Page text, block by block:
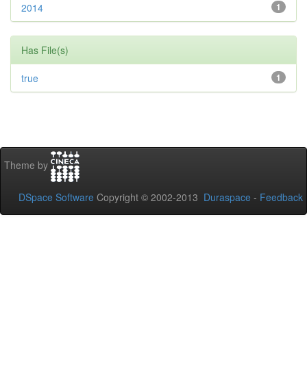
1
2014
Has File(s)
1
true
Theme by
DSpace Software Copyright © 2002-2013 Duraspace - Feedback